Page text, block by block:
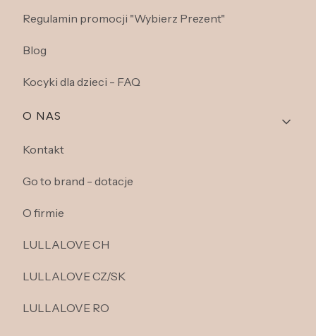
Regulamin promocji "Wybierz Prezent"
Blog
Kocyki dla dzieci - FAQ
O NAS
Kontakt
Go to brand - dotacje
O firmie
LULLALOVE CH
LULLALOVE CZ/SK
LULLALOVE RO